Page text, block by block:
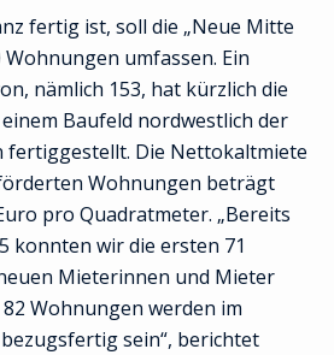
fertig ist, soll die „Neue Mitte
umfassen. Ein
nämlich 153, hat kürzlich die
Baufeld nordwestlich der
fertiggestellt. Die Nettokaltmiete
Wohnungen beträgt
pro Quadratmeter. „Bereits
konnten wir die ersten 71
Mieterinnen und Mieter
Wohnungen werden im
sein“, berichtet